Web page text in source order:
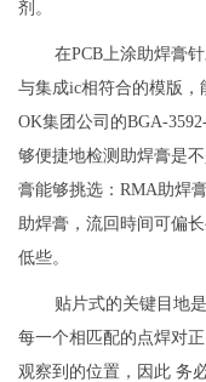
剂。
在PCB上涂助焊膏
与集成ic相符合的模版
OK集团公司的BGA-
够便捷地检测助焊膏是
膏能够挑选：RMA助焊
助焊膏，流回時间可偏
低些。
贴片式的关键目地
每一个相匹配的点焊对
观察到的位置，因此 务